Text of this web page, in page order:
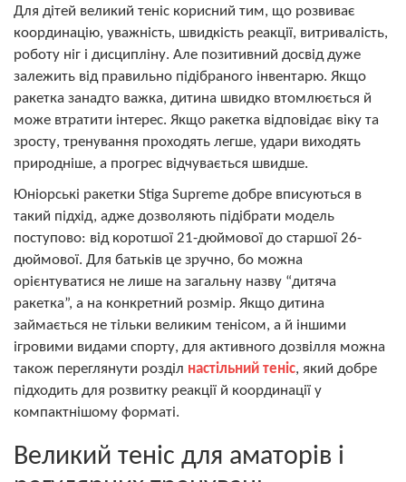
Для дітей великий теніс корисний тим, що розвиває
координацію, уважність, швидкість реакції, витривалість,
роботу ніг і дисципліну. Але позитивний досвід дуже
залежить від правильно підібраного інвентарю. Якщо
ракетка занадто важка, дитина швидко втомлюється й
може втратити інтерес. Якщо ракетка відповідає віку та
зросту, тренування проходять легше, удари виходять
природніше, а прогрес відчувається швидше.
Юніорські ракетки Stiga Supreme добре вписуються в
такий підхід, адже дозволяють підібрати модель
поступово: від коротшої 21-дюймової до старшої 26-
дюймової. Для батьків це зручно, бо можна
орієнтуватися не лише на загальну назву “дитяча
ракетка”, а на конкретний розмір. Якщо дитина
займається не тільки великим тенісом, а й іншими
ігровими видами спорту, для активного дозвілля можна
також переглянути розділ настільний теніс, який добре
підходить для розвитку реакції й координації у
компактнішому форматі.
Великий теніс для аматорів і